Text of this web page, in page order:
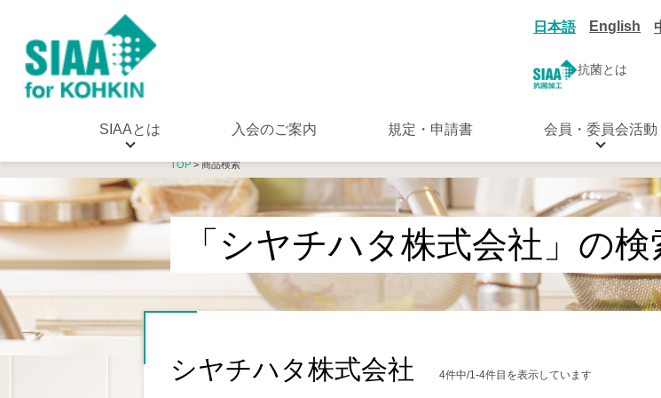
日本語 English
抗菌とは
SIAAとは 入会のご案内 規定・申請書 会員・委員会活動
TOP> 商品検索
「シヤチハタ株式会社」の
シヤチハタ株式会社 4件中/1-4件目を表示しています